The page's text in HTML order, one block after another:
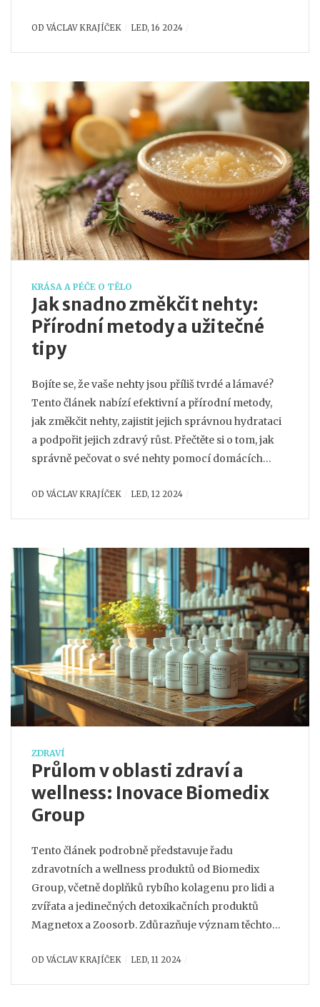
fakty o tom, jak různé faktory, včetně výživy a
ODVÁCLAV KRAJÍČEK LED, 16 2024
KRÁSA A PÉČE O TĚLO
Jak snadno změkčit nehty:
Přírodní metody a užitečné
tipy
Bojíte se, že vaše nehty jsou příliš tvrdé a lámavé?
Tento článek nabízí efektivní a přírodní metody,
jak změkčit nehty, zajistit jejich správnou hydrataci
a podpořit jejich zdravý růst. Přečtěte si o tom, jak
správně pečovat o své nehty pomocí domácích
udržet nehty ve skvělém stavu.
ODVÁCLAV KRAJÍČEK LED, 12 2024
ZDRAVÍ
Průlom v oblasti zdraví a
wellness: Inovace Biomedix
Group
Tento článek podrobně představuje řadu
zdravotních a wellness produktů od Biomedix
Group, včetně doplňků rybího kolagenu pro lidi a
zvířata a jedinečných detoxikačních produktů
Magnetox a Zoosorb. Zdůrazňuje význam těchto
od zlepšení elasticity pokožky po podporu trávicího
ODVÁCLAV KRAJÍČEK LED, 11 2024